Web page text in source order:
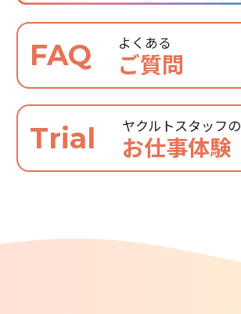
FAQ よくある
ご質問
Trial ヤクルトスタッフの
お仕事体験